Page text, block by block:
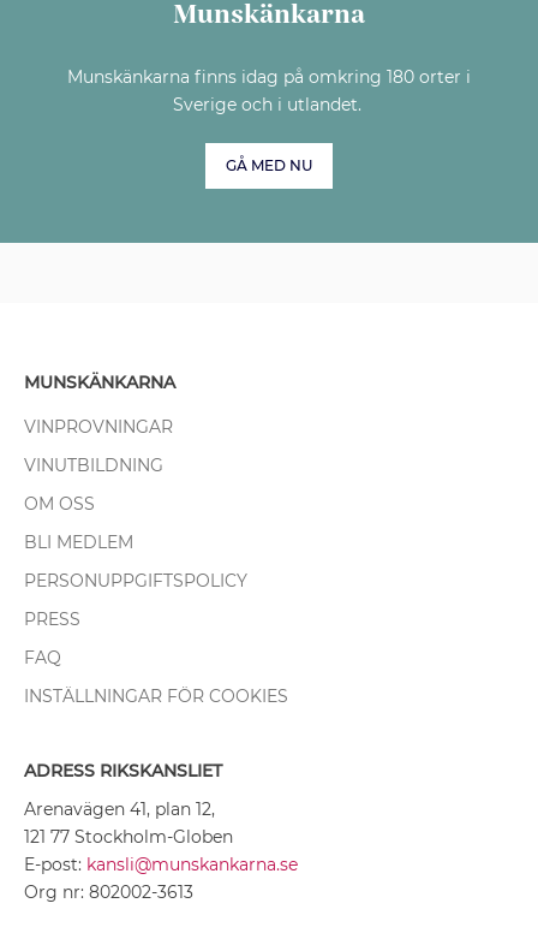
Munskänkarna
Munskänkarna finns idag på omkring 180 orter i
Sverige och i utlandet.
GÅ MED NU
MUNSKÄNKARNA
VINPROVNINGAR
VINUTBILDNING
OM OSS
BLI MEDLEM
PERSONUPPGIFTSPOLICY
PRESS
FAQ
INSTÄLLNINGAR FÖR COOKIES
ADRESS RIKSKANSLIET
Arenavägen 41, plan 12,
121 77 Stockholm-Globen
E-post: kansli@munskankarna.se
Org nr: 802002-3613